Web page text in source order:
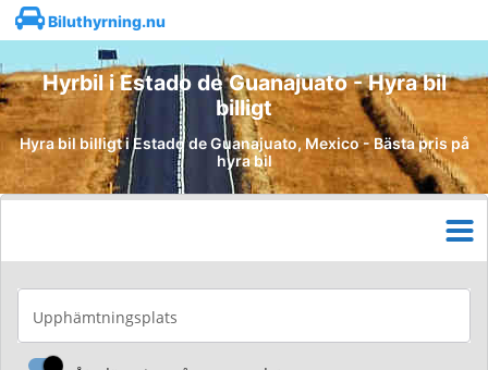
Biluthyrning.nu
Hyrbil i Estado de Guanajuato - Hyra bil
billigt
Hyra bil billigt i Estado de Guanajuato, Mexico - Bästa pris på
hyra bil
Upphämtningsplats